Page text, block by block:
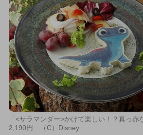
「<サラマンダー>かけて楽しい！？真っ赤
2,190円 （C）Disney